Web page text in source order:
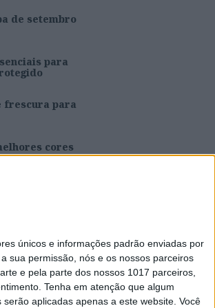
únicos e informações padrão enviadas por
sua permissão, nós e os nossos parceiros
e pela parte dos nossos 1017 parceiros,
Tenha em atenção que algum
aplicadas apenas a este website. Você
de setembro
para
frescura para
cores